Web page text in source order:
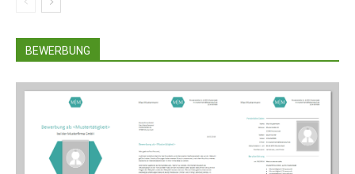
BEWERBUNG